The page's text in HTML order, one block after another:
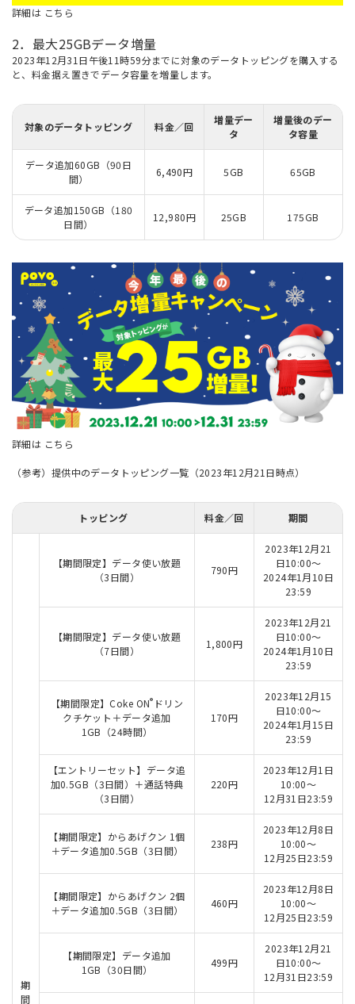
詳細は こちら
2．最大25GBデータ増量
2023年12月31日午後11時59分までに対象のデータトッピングを購入する
と、料金据え置きでデータ容量を増量します。
対象のデータトッピング 料金／回
増量デー
タ
増量後のデー
タ容量
データ追加60GB（90日
間）
6,490円 5GB 65GB
データ追加150GB（180
日間）
12,980円 25GB 175GB
詳細は こちら
（参考）提供中のデータトッピング一覧（2023年12月21日時点）
トッピング 料金／回 期間
期
間
【期間限定】データ使い放題
（3日間）
790円
2023年12月21
日10:00～
2024年1月10日
23:59
【期間限定】データ使い放題
（7日間）
1,800円
2023年12月21
日10:00～
2024年1月10日
23:59
【期間限定】Coke ON® ドリン
クチケット＋データ追加
1GB（24時間）
170円
2023年12月15
日10:00～
2024年1月15日
23:59
【エントリーセット】データ追
加0.5GB（3日間）＋通話特典
（3日間）
220円
2023年12月1日
10:00～
12月31日23:59
【期間限定】からあげクン 1個
＋データ追加0.5GB（3日間）
238円
2023年12月8日
10:00～
12月25日23:59
【期間限定】からあげクン 2個
＋データ追加0.5GB（3日間）
460円
2023年12月8日
10:00～
12月25日23:59
【期間限定】データ追加
1GB（30日間）
499円
2023年12月21
日10:00～
12月31日23:59